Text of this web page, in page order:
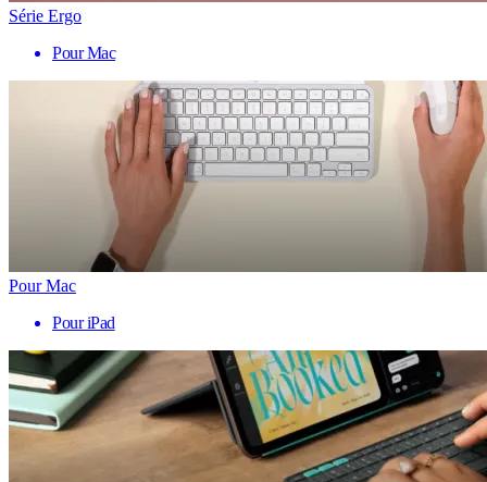
Série Ergo
Pour Mac
Pour Mac
Pour iPad